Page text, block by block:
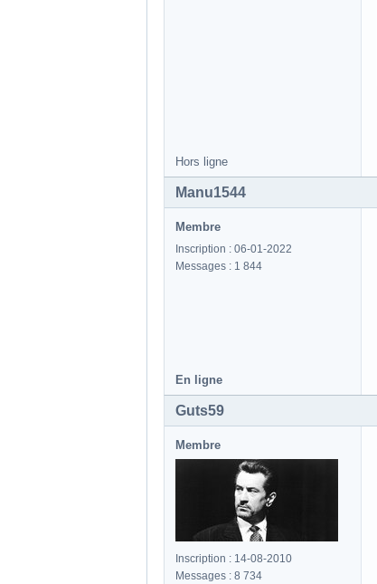
Hors ligne
Manu1544
Membre
Inscription : 06-01-2022
Messages : 1 844
En ligne
Guts59
Membre
Inscription : 14-08-2010
Messages : 8 734